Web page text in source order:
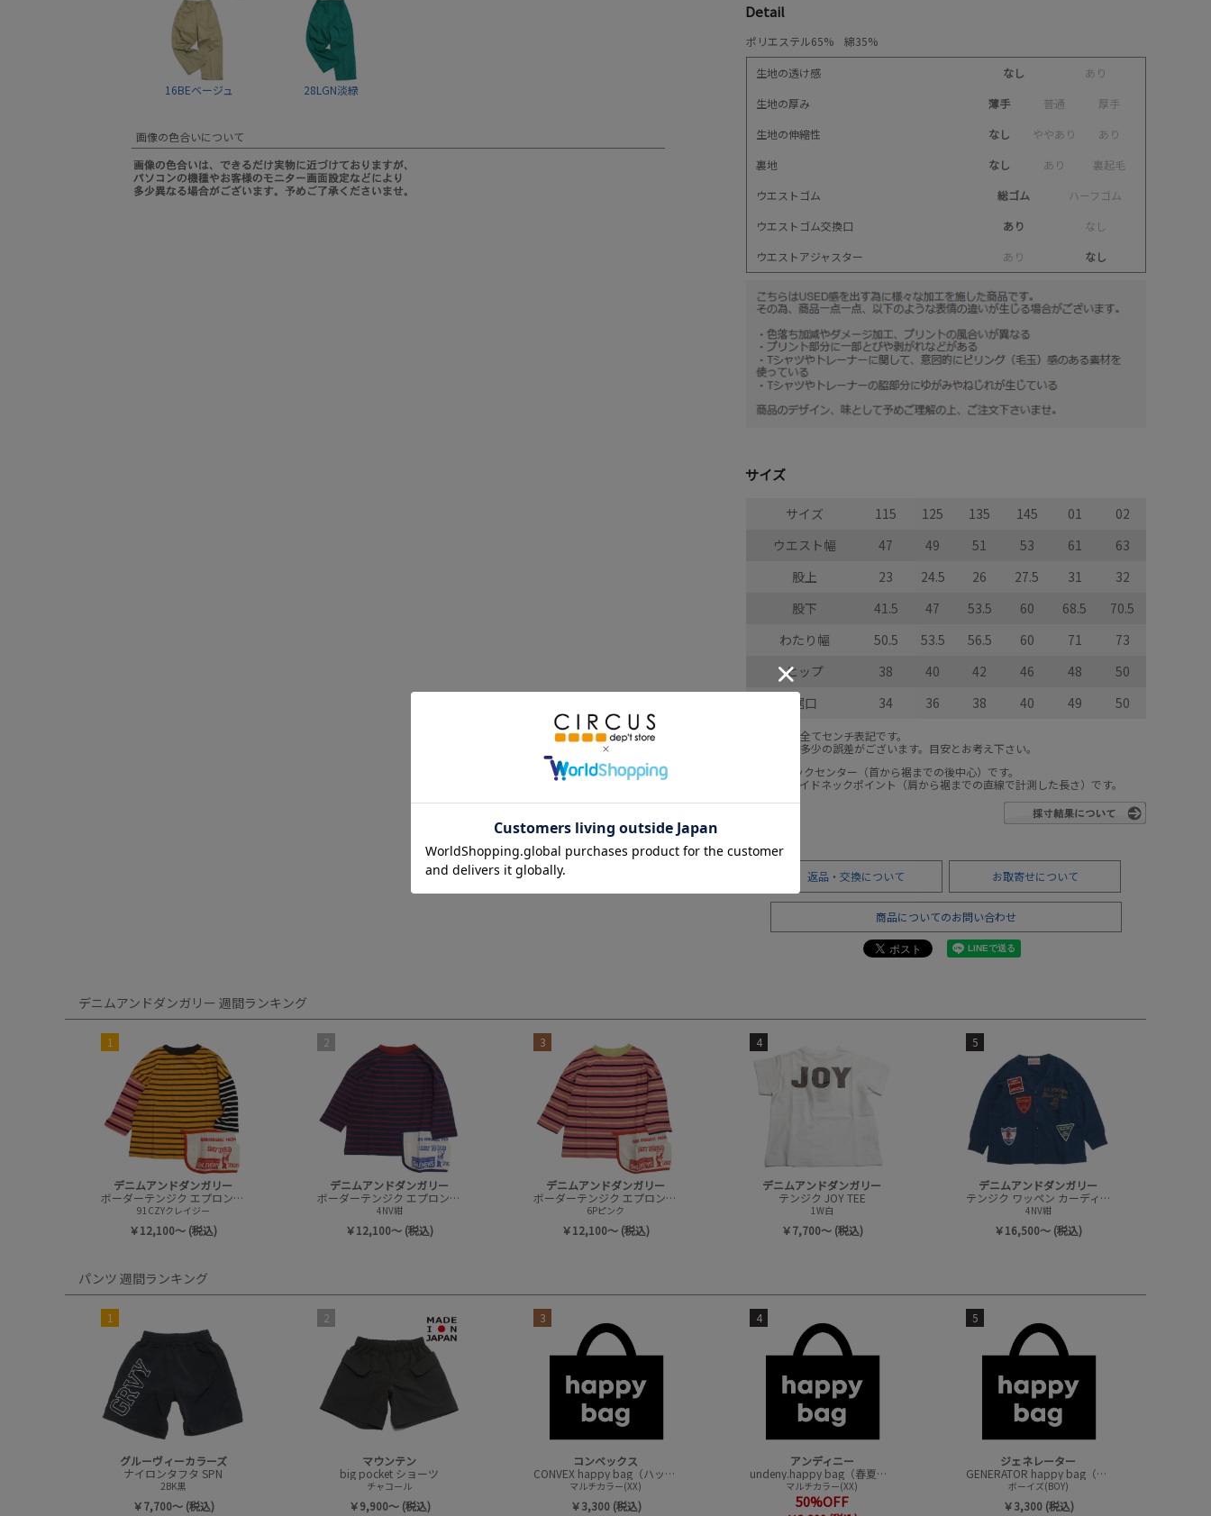
16BEベージュ 28LGN淡緑
画像の色合いについて
Detail
ポリエステル65% 綿35%
生地の透け感 なし あ り
生地の厚み
薄手 普通 厚手
生地の伸縮性
なし ややあ り あ り
裏地
なし あ り 裏起毛
ウエストゴム
総ゴム ハーフ ゴ ム
ウエストゴム交換口
あり な し
ウエストアジャスター
あ り なし
サイズ
サイズ 115 125 135 145 01
02
ウエスト幅
47 49 51 53 61
63
股上
23 24.5 26 27.5 31
32
股下
41.5 47 53.5 60 68.5
70.5
わたり幅
50.5 53.5 56.5 60 71
73
ヒップ
38 40 42 46 48
50
裾口
34 36 38 40 49 50
採寸結果は全てセンチ表記です。
商品により多少の誤差がございます。目安とお考え下さい。
※BCはバックセンター（首から裾までの後中心）です。
※SNPはサイドネックポイント（肩から裾までの直線で計測した長さ）です。
返品・交換について お取寄せについて
商品についてのお問い合わせ
デニムアンドダンガリー 週間ランキング
1
デニムアンドダンガリー
ボーダーテンジク エプロンツキ L/S TEE(8分袖)
91CZYクレイジー
￥12,100～ (税込)
2
デニムアンドダンガリー
ボーダーテンジク エプロンツキ L/S TEE(8分袖)
4NV紺
￥12,100～ (税込)
3
デニムアンドダンガリー
ボーダーテンジク エプロンツキ L/S TEE(8分袖)
6Pピンク
￥12,100～ (税込)
4
デニムアンドダンガリー
テンジク JOY TEE
1W白
￥7,700～ (税込)
5
デニムアンドダンガリー
テンジク ワッペン カーディガン
4NV紺
￥16,500～ (税込)
パンツ 週間ランキング
1
グルーヴィーカラーズ
ナイロンタフタ SPN
2BK黒
￥7,700～ (税込)
2
マウンテン
big pocket ショーツ
チャコール
￥9,900～ (税込)
3
コンベックス
CONVEX happy bag（ハッピーバック）
マルチカラー(XX)
￥3,300 (税込)
4
アンディニー
undeny.happy bag（春夏アイテムハッピーバック）
マルチカラー(XX)
50%OFF
5
ジェネレーター
GENERATOR happy bag（ハッピーバック）
ボーイズ(BOY)
￥3,300 (税込)